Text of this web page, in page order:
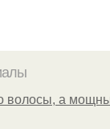
волосы, а